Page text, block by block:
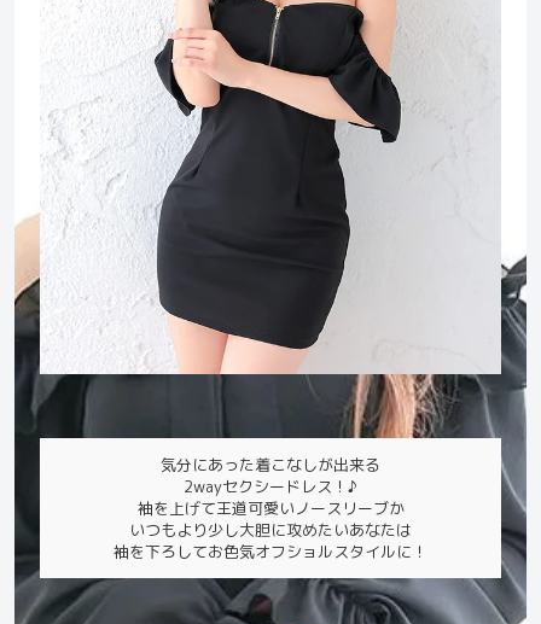
気分にあった着こなしが出来る
2wayセクシードレス！♪
袖を上げて王道可愛いノースリーブか
いつもより少し大胆に攻めたいあなたは
袖を下ろしてお色気オフショルスタイルに！